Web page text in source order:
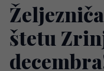
štetu